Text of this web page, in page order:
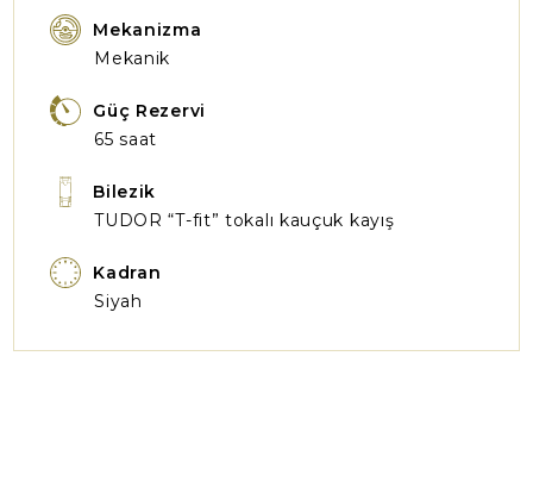
Mekanizma
Mekanik
Güç Rezervi
65 saat
Bilezik
TUDOR “T-fit” tokalı kauçuk kayış
Kadran
Siyah